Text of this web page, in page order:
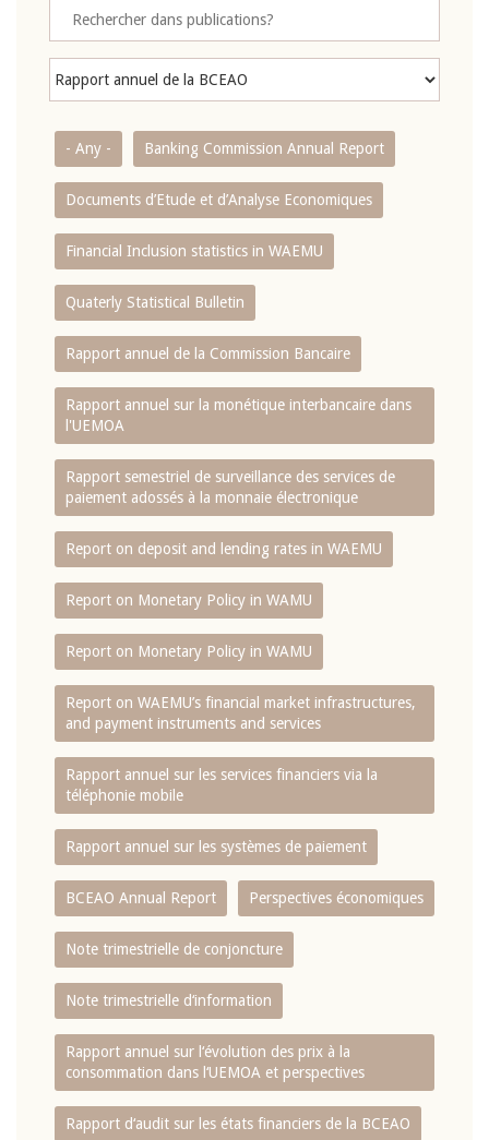
- Any - Banking Commission Annual Report
Documents d’Etude et d’Analyse Economiques
Financial Inclusion statistics in WAEMU
Quaterly Statistical Bulletin
Rapport annuel de la Commission Bancaire
Rapport annuel sur la monétique interbancaire dans
l'UEMOA
Rapport semestriel de surveillance des services de
paiement adossés à la monnaie électronique
Report on deposit and lending rates in WAEMU
Report on Monetary Policy in WAMU
Report on Monetary Policy in WAMU
Report on WAEMU’s financial market infrastructures,
and payment instruments and services
Rapport annuel sur les services financiers via la
téléphonie mobile
Rapport annuel sur les systèmes de paiement
BCEAO Annual Report Perspectives économiques
Note trimestrielle de conjoncture
Note trimestrielle d‘information
Rapport annuel sur l‘évolution des prix à la
consommation dans l‘UEMOA et perspectives
Rapport d‘audit sur les états financiers de la BCEAO